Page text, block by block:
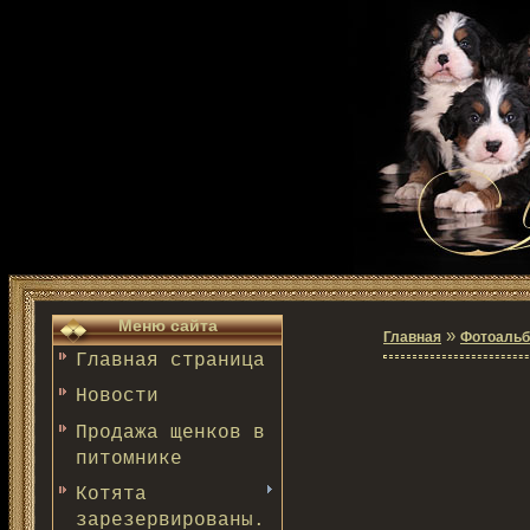
Меню сайта
Главная страница
Новости
Продажа щенков в
питомнике
Котята
зарезервированы.
Главная »